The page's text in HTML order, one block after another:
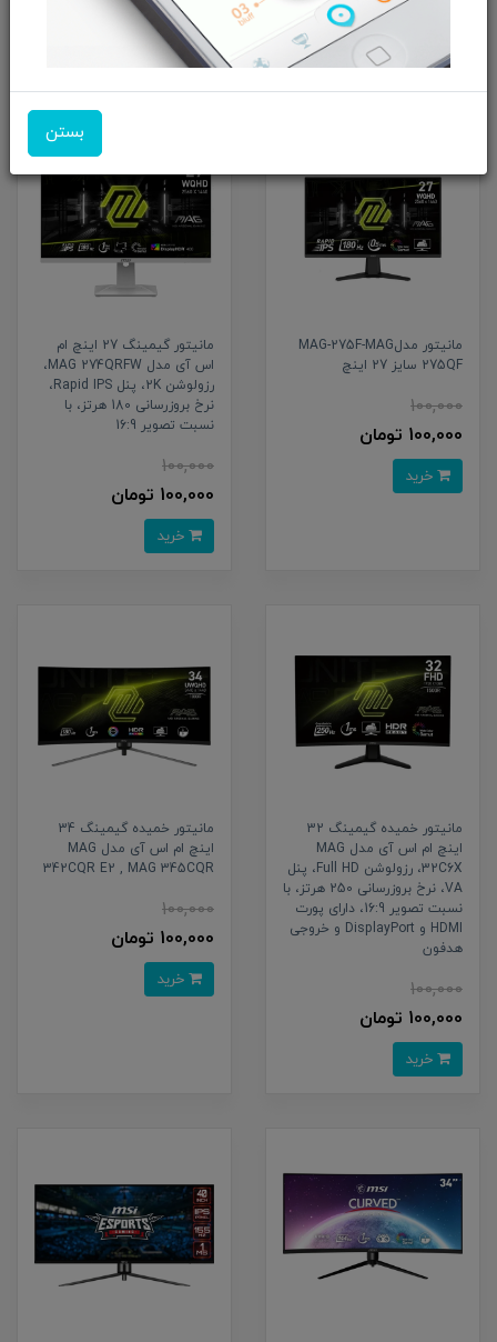
بستن
خرید
مانیتور مدلMAG-275F-MAG
275QF سایز 27 اینچ
100,000
100,000 تومان
مانیتور گیمینگ 27 اینچ ام
اس آی مدل MAG 274QRFW،
رزولوشن 2K، پنل Rapid IPS،
نرخ بروزرسانی 180 هرتز، با
نسبت تصویر 16:9
100,000
100,000 تومان
مانیتور خمیده گیمینگ 32
اینچ ام اس آی مدل MAG
32C6X، رزولوشن Full HD، پنل
VA، نرخ بروزرسانی 250 هرتز، با
نسبت تصویر 16:9، دارای پورت
HDMI و DisplayPort و خروجی
هدفون
100,000
100,000 تومان
مانیتور خمیده گیمینگ 34
اینچ ام اس آی مدل MAG
342CQR E2 , MAG 345CQR
100,000
100,000 تومان